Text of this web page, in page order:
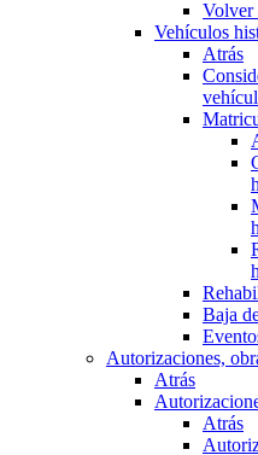
Volver
Vehículos
Atrás
Baja
Autorizaciones,
Atrás
Atrás